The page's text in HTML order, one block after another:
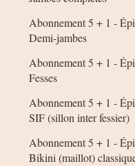
Abonnement 5 + 1 -
Demi-jambes
Abonnement 5 + 1 -
Fesses
Abonnement 5 + 1 -
SIF (sillon inter fessier)
Abonnement 5 + 1 -
Bikini (maillot)